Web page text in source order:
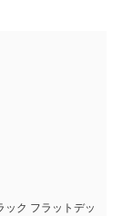
ック フラットデッ